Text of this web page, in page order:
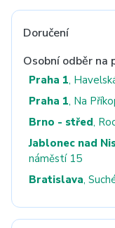
Doručení
Osobní odběr na
Praha 1,
Praha 1, Na
Brno - střed,
Jablonec nad
náměstí 15
Bratislava,